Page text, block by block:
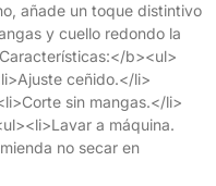
añade un toque distintivo
y cuello redondo la
b><ul>
ceñido.</li>
sin mangas.</li>
a máquina.
no secar en